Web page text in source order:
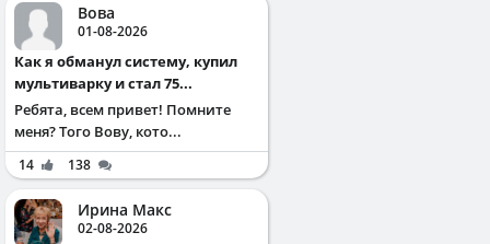
Вова
01-08-2026
Как я обманул систему, купил
мультиварку и стал 75...
Ребята, всем привет! Помните
меня? Того Вову, кото...
14 138
Ирина Макс
02-08-2026